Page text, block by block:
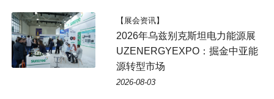
【展会资讯】
2026年乌兹别克斯坦电力能源展
UZENERGYEXPO：掘金中亚能
源转型市场
2026-08-03